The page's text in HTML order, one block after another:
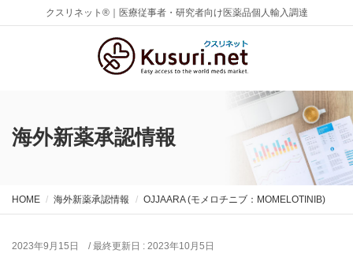
クスリネット®｜医療従事者・研究者向け医薬品個人輸入調達
海外新薬承認情報
HOME 海外新薬承認情報 OJJAARA (モメロチニブ：MOMELOTINIB)
2023年9月15日 / 最終更新日 : 2023年10月5日